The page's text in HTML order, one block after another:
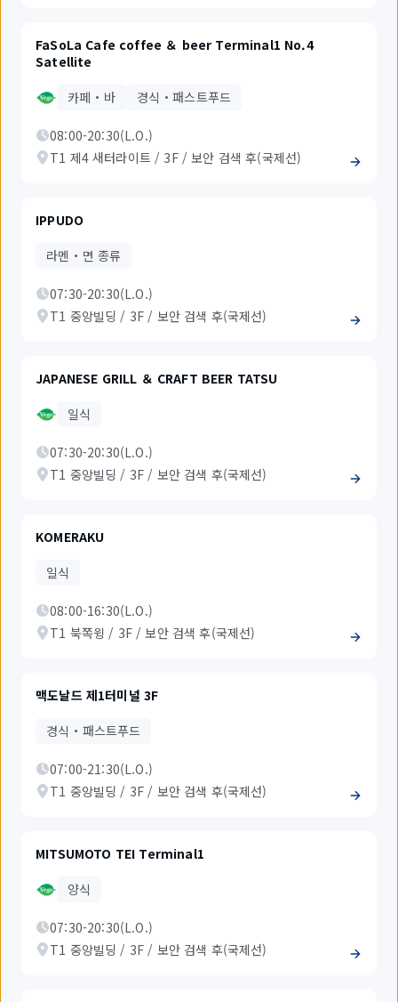
FaSoLa Cafe coffee ＆ beer Terminal1 No.4
Satellite
카페・바
경식・패스트푸드
08:00-20:30(L.O.)
T1 제4 새터라이트 / 3F / 보안 검색 후(국제선)
IPPUDO
라멘・면 종류
07:30-20:30(L.O.)
T1 중앙빌딩 / 3F / 보안 검색 후(국제선)
JAPANESE GRILL ＆ CRAFT BEER TATSU
일식
07:30-20:30(L.O.)
T1 중앙빌딩 / 3F / 보안 검색 후(국제선)
KOMERAKU
일식
08:00-16:30(L.O.)
T1 북쪽윙 / 3F / 보안 검색 후(국제선)
맥도날드 제1터미널 3F
경식・패스트푸드
07:00-21:30(L.O.)
T1 중앙빌딩 / 3F / 보안 검색 후(국제선)
MITSUMOTO TEI Terminal1
양식
07:30-20:30(L.O.)
T1 중앙빌딩 / 3F / 보안 검색 후(국제선)